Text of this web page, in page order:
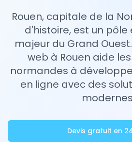
Rouen, capitale de la
d'histoire, est un
majeur du Grand
web à Rouen aide
normandes à
en ligne avec des
Devis gratuit en